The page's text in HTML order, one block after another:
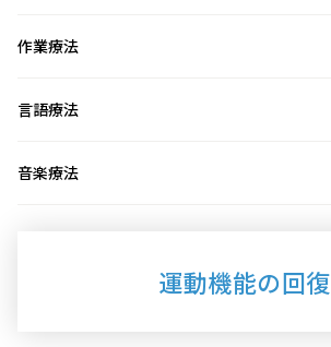
作業療法
言語療法
音楽療法
運動機能の回復